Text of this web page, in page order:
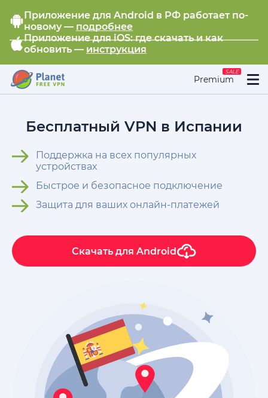
Приложение для Android в РФ работает по-
новому — подробнее
Приложение для iOS: где скачать и как
обновить — инструкция
Premium
SALE
Бесплатный VPN в Испании
Поддержка на всех популярных
устройствах
Быстрое и безопасное подключение
Защита для ваших онлайн-платежей
Скачать для Android